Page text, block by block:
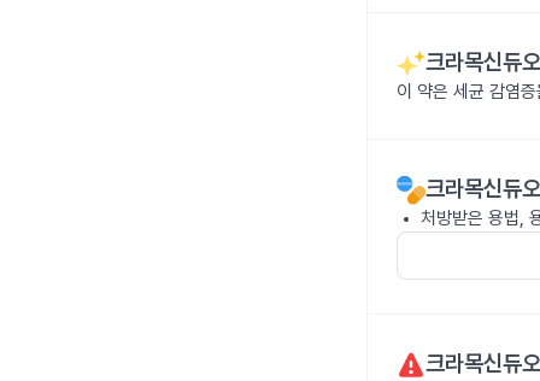
크라목신듀
이 약은 세균 감염
크라목신듀
처방받은 용법,
크라목신듀